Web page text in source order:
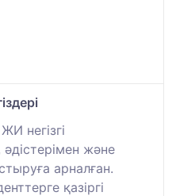
негізгі
және
арналған.
қазіргі